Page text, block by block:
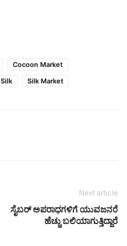
Cocoon Market
Silk Silk Market
Next article
ಸೈಬರ್ ಅಪರಾಧಗಳಿಗೆ ಯುವಜನರೆ
ಹೆಚ್ಚು ಬಲಿಯಾಗುತ್ತಿದ್ದಾರೆ